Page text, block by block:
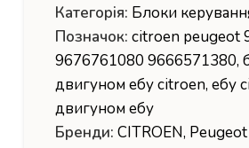
Категорія: Блоки
Позначок: citroen peugeot
9676761080 9666571380,
двигуном ебу citroen, ебу
двигуном ебу
Бренди:CITROEN, Peugeot